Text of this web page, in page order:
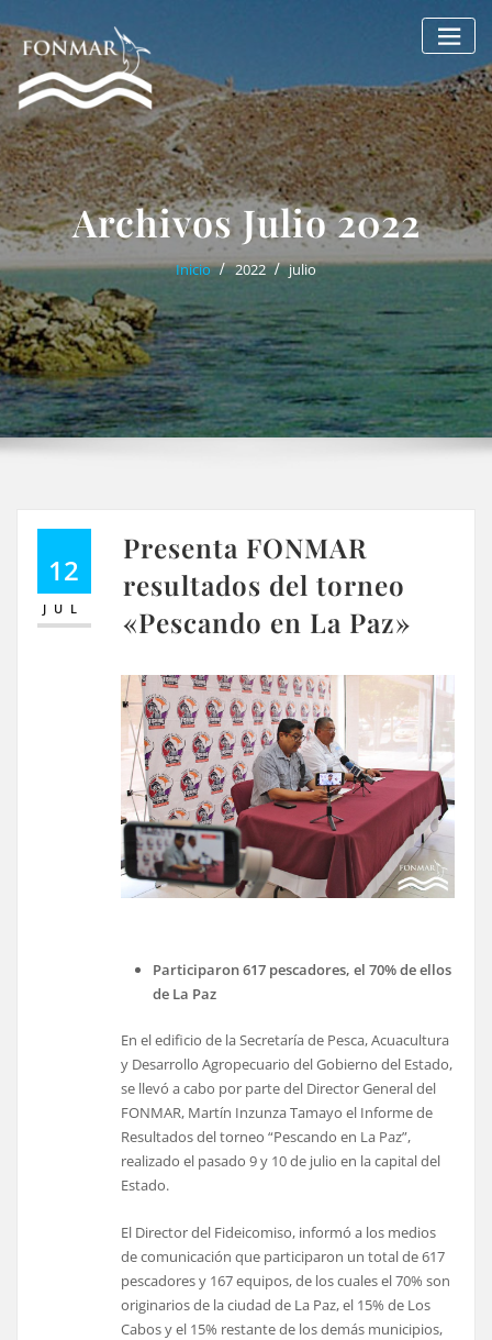
al
contenido
Archivos Julio 2022
Inicio 2022 julio
12
JUL
Presenta FONMAR
resultados del torneo
«Pescando en La Paz»
Participaron 617 pescadores, el 70% de ellos
de La Paz
En el edificio de la Secretaría de Pesca, Acuacultura
y Desarrollo Agropecuario del Gobierno del Estado,
se llevó a cabo por parte del Director General del
FONMAR, Martín Inzunza Tamayo el Informe de
Resultados del torneo “Pescando en La Paz”,
realizado el pasado 9 y 10 de julio en la capital del
Estado.
El Director del Fideicomiso, informó a los medios
de comunicación que participaron un total de 617
pescadores y 167 equipos, de los cuales el 70% son
originarios de la ciudad de La Paz, el 15% de Los
Cabos y el 15% restante de los demás municipios,